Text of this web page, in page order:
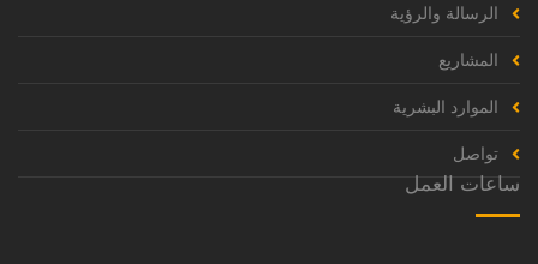
الرسالة والرؤية
المشاريع
الموارد البشرية
تواصل
ساعات العمل